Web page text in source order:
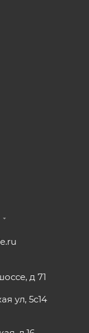
д 71
ул, 5с14